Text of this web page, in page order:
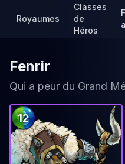
Royaumes
Classes
de
Héros
Fenrir
Qui a peur du Grand
12